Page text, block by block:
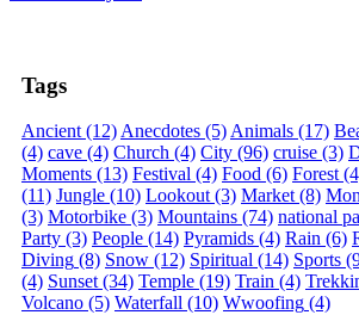
Tags
Ancient (12) Anecdotes (5) Animals (17)
(4) cave (4) Church (4) City (96) cruise (3)
Moments (13) Festival (4) Food (6) Forest
(11) Jungle (10) Lookout (3) Market (8)
(3) Motorbike (3) Mountains (74) national
Party (3) People (14) Pyramids (4) Rain (6)
Diving (8) Snow (12) Spiritual (14) Sports
(4) Sunset (34) Temple (19) Train (4)
Volcano (5) Waterfall (10) Wwoofing (4)